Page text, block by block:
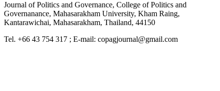
Journal of Politics and Governance, College of Politics and
Governanance, Mahasarakham University, Kham Raing,
Kantarawichai, Mahasarakham, Thailand, 44150
Tel. +66 43 754 317 ; E-mail: copagjournal@gmail.com